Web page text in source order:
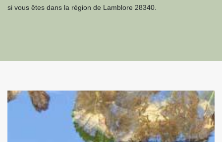
si vous êtes dans la région de Lamblore 28340.